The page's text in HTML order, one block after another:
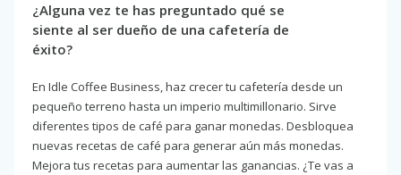
¿Alguna vez te has preguntado qué se
siente al ser dueño de una cafetería de
éxito?
En Idle Coffee Business, haz crecer tu cafetería desde un
pequeño terreno hasta un imperio multimillonario. Sirve
diferentes tipos de café para ganar monedas. Desbloquea
nuevas recetas de café para generar aún más monedas.
Mejora tus recetas para aumentar las ganancias. ¿Te vas a